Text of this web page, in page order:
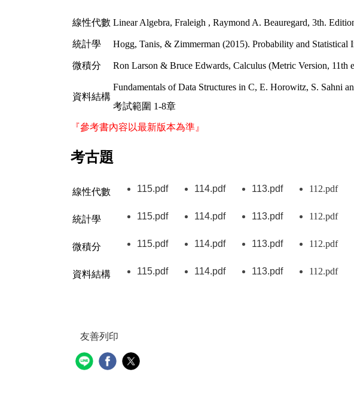
線性代數 Linear Algebra, Fraleigh , Raymond A. Beauregard, 3th.
統計學 Hogg, Tanis, & Zimmerman (2015). Probability and Statistical
微積分 Ron Larson & Bruce Edwards, Calculus (Metric Version, 11th
資料結構
Fundamentals of Data Structures in C, E. Horowitz, S. Sahni
考試範圍 1-8章
『參考書內容以最新版本為準』
考古題
線性代數 115.pdf （另開新視窗）
114.pdf （另開新視窗）
113.pdf （另開新視窗）
112.pdf （
統計學 115.pdf （另開新視窗）
114.pdf （另開新視窗）
113.pdf （另開新視窗）
112.pdf （
微積分 115.pdf （另開新視窗）
114.pdf （另開新視窗）
113.pdf （另開新視窗）
112.pdf （
資料結構 115.pdf （另開新視窗）
114.pdf （另開新視窗）
113.pdf （另開新視窗）
112.pdf （
友善列印